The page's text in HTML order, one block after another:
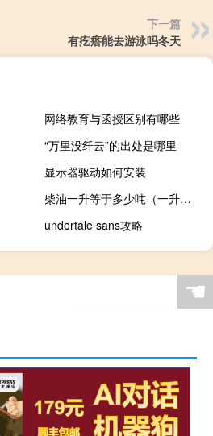
下一篇
有疙瘩能去游泳吗冬天
网络教育与函授区别有哪些
“万里没纤云”的出处是哪里
显示器驱动如何安装
柴油一升等于多少吨（一升等于0 8公斤2000升等于多少公斤）
undertale sans攻略
☚